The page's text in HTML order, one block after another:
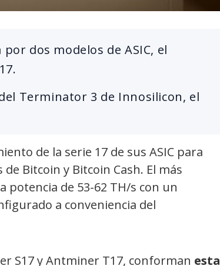
dos modelos de ASIC, el
Terminator 3 de Innosilicon, el
de la serie 17 de sus ASIC para
Bitcoin y Bitcoin Cash. El más
potencia de 53-62 TH/s con un
a conveniencia del
S17 y Antminer T17, conforman esta